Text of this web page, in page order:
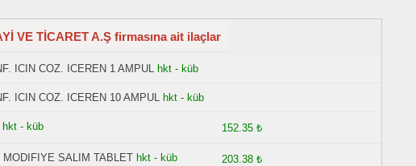
VE TİCARET A.Ş firmasına ait ilaçlar
ICIN COZ. ICEREN 1 AMPUL hkt - küb
ICIN COZ. ICEREN 10 AMPUL hkt - küb
hkt - küb 152.35 ₺
SALIM TABLET hkt - küb 203.38 ₺